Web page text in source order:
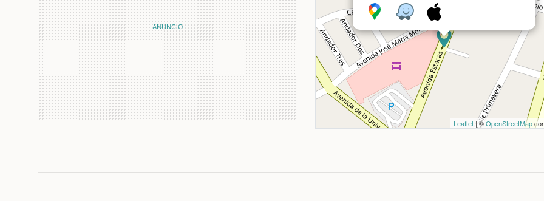
Leaflet | ©OpenStreetMap